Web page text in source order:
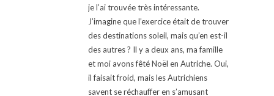
je l’ai trouvée très intéressante.
J’imagine que l’exercice était de trouver
des destinations soleil, mais qu’en est-il
des autres ? Il y a deux ans, ma famille
et moi avons fêté Noël en Autriche. Oui,
il faisait froid, mais les Autrichiens
savent se réchauffer en s’amusant